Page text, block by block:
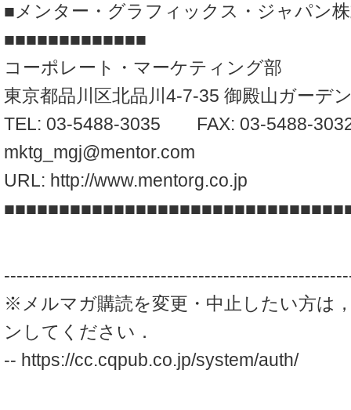
■メンター・グラフィックス・ジャパン
■■■■■■■■■■■■■
コーポレート・マーケティング部
東京都品川区北品川4-7-35 御殿山ガーデ
TEL: 03-5488-3035 FAX: 03-5488-
mktg_mgj@mentor.com
URL: http://www.mentorg.co.jp
※メルマガ購読を変更・中止したい方は
ンしてください．
-- https://cc.cqpub.co.jp/system/auth/